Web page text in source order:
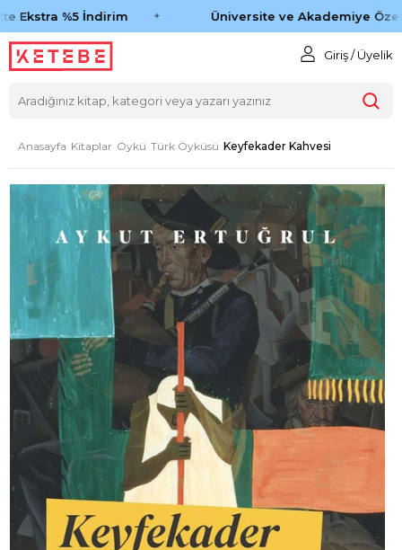
Ekstra %5 İndirim Üniversite ve Akademiye Özel
Giriş / Üyelik
Anasayfa Kitaplar Öykü Türk Öyküsü Keyfekader Kahvesi